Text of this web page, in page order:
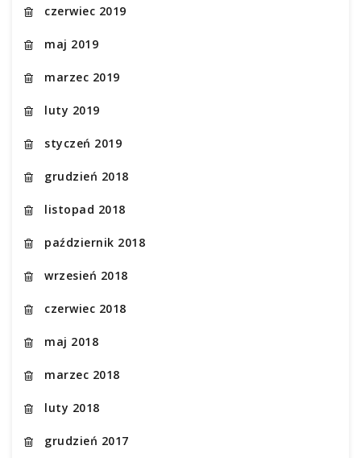
czerwiec 2019
maj 2019
marzec 2019
luty 2019
styczeń 2019
grudzień 2018
listopad 2018
październik 2018
wrzesień 2018
czerwiec 2018
maj 2018
marzec 2018
luty 2018
grudzień 2017